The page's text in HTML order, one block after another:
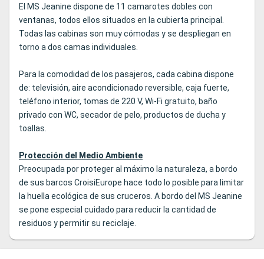
El MS Jeanine dispone de 11 camarotes dobles con
ventanas, todos ellos situados en la cubierta principal.
Todas las cabinas son muy cómodas y se despliegan en
torno a dos camas individuales.
Para la comodidad de los pasajeros, cada cabina dispone
de: televisión, aire acondicionado reversible, caja fuerte,
teléfono interior, tomas de 220 V, Wi-Fi gratuito, baño
privado con WC, secador de pelo, productos de ducha y
toallas.
Protección del Medio Ambiente
Preocupada por proteger al máximo la naturaleza, a bordo
de sus barcos CroisiEurope hace todo lo posible para limitar
la huella ecológica de sus cruceros. A bordo del MS Jeanine
se pone especial cuidado para reducir la cantidad de
residuos y permitir su reciclaje.